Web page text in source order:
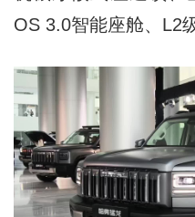
OS 3.0智能座舱、L2